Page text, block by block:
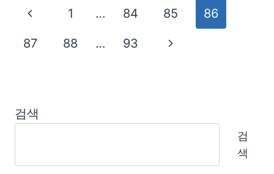
Page
navigation
Previous
Page
1 … 84 85 86
87 88 … 93
Next
검색
검
색